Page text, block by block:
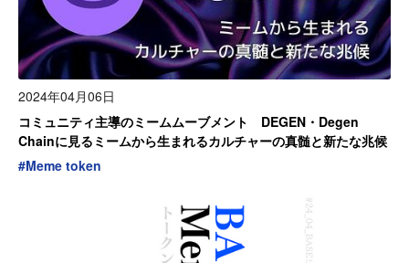
2024年04月06日
コミュニティ主導のミームムーブメント DEGEN・Degen
Chainに見るミームから生まれるカルチャーの真髄と新たな兆候
#Meme token